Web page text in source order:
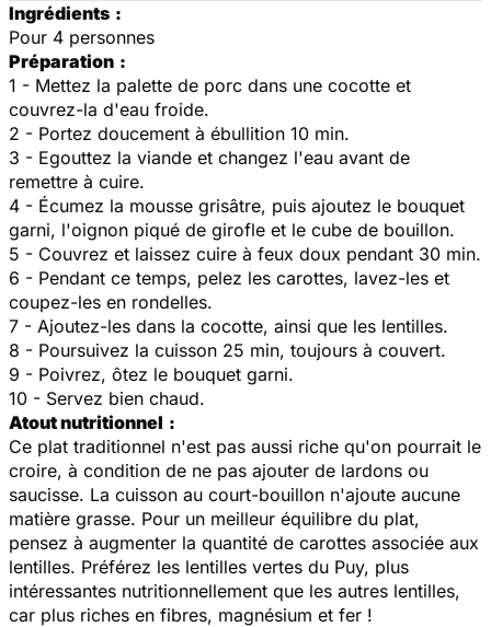
Ingrédients :
Pour 4 personnes
Préparation :
1 - Mettez la palette de porc dans une cocotte et
couvrez-la d'eau froide.
2 - Portez doucement à ébullition 10 min.
3 - Egouttez la viande et changez l'eau avant de
remettre à cuire.
4 - Écumez la mousse grisâtre, puis ajoutez le bouquet
garni, l'oignon piqué de girofle et le cube de bouillon.
5 - Couvrez et laissez cuire à feux doux pendant 30 min.
6 - Pendant ce temps, pelez les carottes, lavez-les et
coupez-les en rondelles.
7 - Ajoutez-les dans la cocotte, ainsi que les lentilles.
8 - Poursuivez la cuisson 25 min, toujours à couvert.
9 - Poivrez, ôtez le bouquet garni.
10 - Servez bien chaud.
Atout nutritionnel :
Ce plat traditionnel n'est pas aussi riche qu'on pourrait le
croire, à condition de ne pas ajouter de lardons ou
saucisse. La cuisson au court-bouillon n'ajoute aucune
matière grasse. Pour un meilleur équilibre du plat,
pensez à augmenter la quantité de carottes associée aux
lentilles. Préférez les lentilles vertes du Puy, plus
intéressantes nutritionnellement que les autres lentilles,
car plus riches en fibres, magnésium et fer !